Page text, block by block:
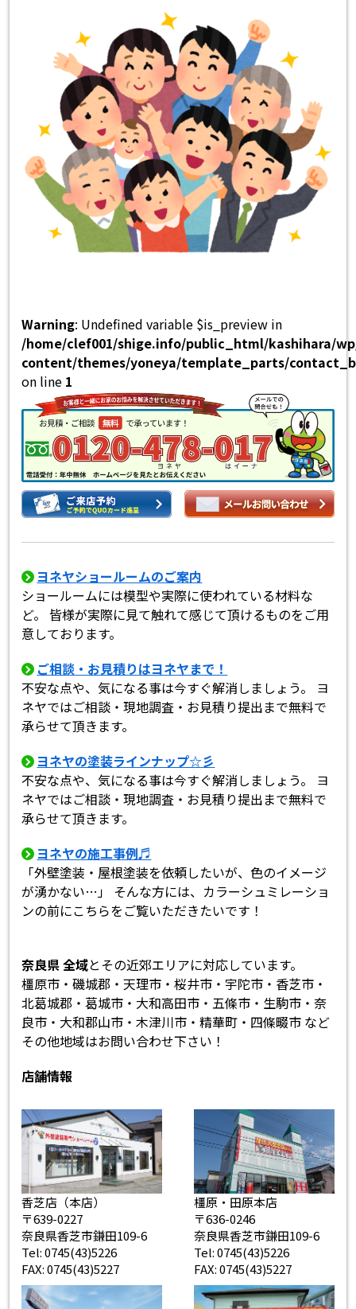
Warning: Undefined variable $is_preview in
/home/clef001/shige.info/public_html/kashihara/
content/themes/yoneya/template_parts/
on line 1
ヨネヤショールームのご案内
ショールームには模型や実際に使われている材料な
ど。 皆様が実際に見て触れて感じて頂けるものをご用
意しております。
ご相談・お見積りはヨネヤまで！
不安な点や、気になる事は今すぐ解消しましょう。 ヨ
ネヤではご相談・現地調査・お見積り提出まで無料で
承らせて頂きます。
ヨネヤの塗装ラインナップ☆彡
不安な点や、気になる事は今すぐ解消しましょう。 ヨ
ネヤではご相談・現地調査・お見積り提出まで無料で
承らせて頂きます。
ヨネヤの施工事例♬
「外壁塗装・屋根塗装を依頼したいが、色のイメージ
が湧かない…」 そんな方には、カラーシュミレーショ
ンの前にこちらをご覧いただきたいです！
奈良県 全域とその近郊エリアに対応しています。
橿原市・磯城郡・天理市・桜井市・宇陀市・香芝市・
北葛城郡・葛城市・大和高田市・五條市・生駒市・奈
良市・大和郡山市・木津川市・精華町・四條畷市 など
その他地域はお問い合わせ下さい！
店舗情報
香芝店（本店）
〒639-0227
奈良県香芝市鎌田109-6
Tel: 0745(43)5226
FAX: 0745(43)5227
橿原・田原本店
〒636-0246
奈良県香芝市鎌田109-6
Tel: 0745(43)5226
FAX: 0745(43)5227